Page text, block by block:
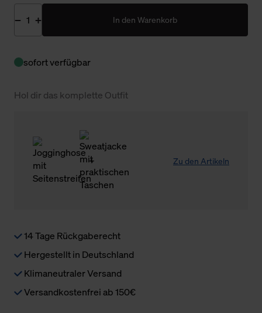
In den Warenkorb
sofort verfügbar
Hol dir das komplette Outfit
Zu den Artikeln
14 Tage Rückgaberecht
Hergestellt in Deutschland
Klimaneutraler Versand
Versandkostenfrei ab 150€